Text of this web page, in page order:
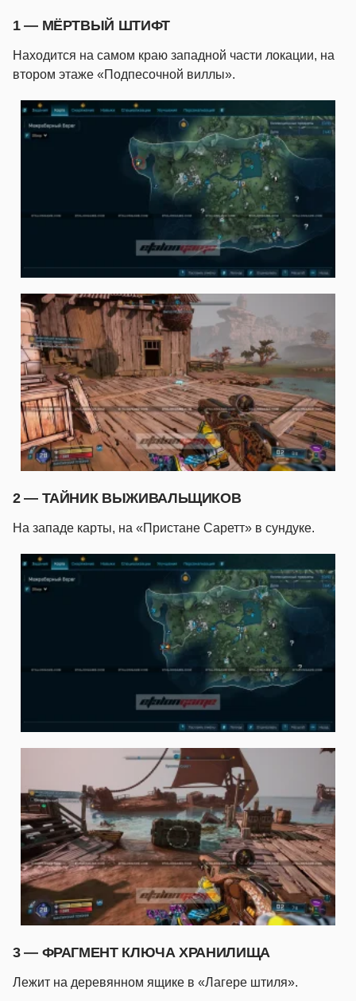
1 — МЁРТВЫЙ ШТИФТ
Находится на самом краю западной части локации, на
втором этаже «Подпесочной виллы».
2 — ТАЙНИК ВЫЖИВАЛЬЩИКОВ
На западе карты, на «Пристане Саретт» в сундуке.
3 — ФРАГМЕНТ КЛЮЧА ХРАНИЛИЩА
Лежит на деревянном ящике в «Лагере штиля».